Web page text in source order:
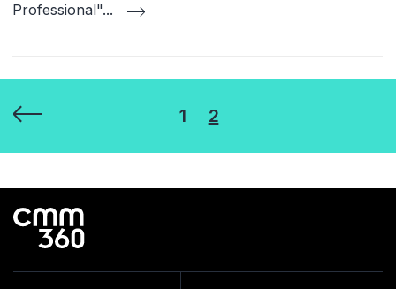
Professional"...
Seitennummerierung
der
1 2